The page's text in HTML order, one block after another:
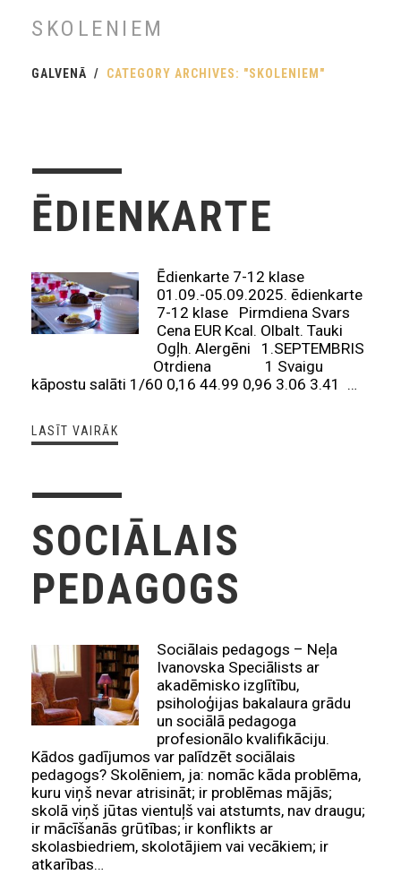
SKOLENIEM
GALVENĀ CATEGORY ARCHIVES: "SKOLENIEM"
ĒDIENKARTE
Ēdienkarte 7-12 klase
01.09.-05.09.2025. ēdienkarte
7-12 klase Pirmdiena Svars
Cena EUR Kcal. Olbalt. Tauki
Ogļh. Alergēni 1.SEPTEMBRIS
Otrdiena 1 Svaigu
kāpostu salāti 1/60 0,16 44.99 0,96 3.06 3.41 …
LASĪT VAIRĀK
SOCIĀLAIS
PEDAGOGS
Sociālais pedagogs – Neļa
Ivanovska Speciālists ar
akadēmisko izglītību,
psiholoģijas bakalaura grādu
un sociālā pedagoga
profesionālo kvalifikāciju.
Kādos gadījumos var palīdzēt sociālais
pedagogs? Skolēniem, ja: nomāc kāda problēma,
kuru viņš nevar atrisināt; ir problēmas mājās;
skolā viņš jūtas vientuļš vai atstumts, nav draugu;
ir mācīšanās grūtības; ir konflikts ar
skolasbiedriem, skolotājiem vai vecākiem; ir
atkarības…